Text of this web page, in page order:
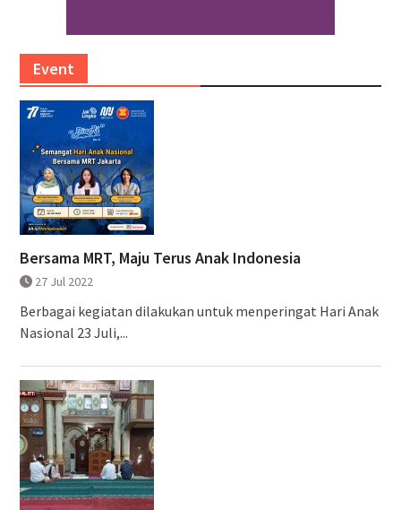
Event
Bersama MRT, Maju Terus Anak Indonesia
27 Jul 2022
Berbagai kegiatan dilakukan untuk menperingat Hari Anak
Nasional 23 Juli,...